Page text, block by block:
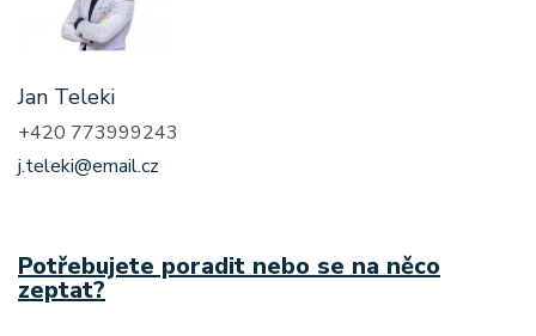
Jan Teleki
+420 773999243
j.teleki@email.cz
Potřebujete poradit nebo se na něco
zeptat?